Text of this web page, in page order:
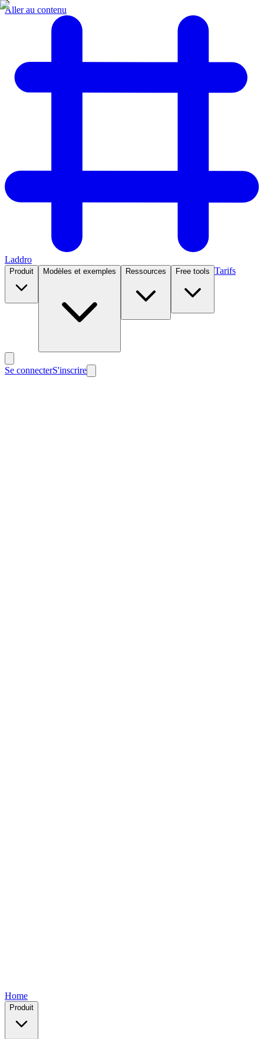
Aller au contenu
Laddro
Produit Modèles et exemples Ressources Free tools Tarifs
Se connecterS'inscrire
Home
Produit